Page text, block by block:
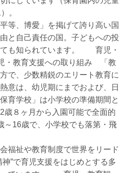
1）。
、博愛」を掲げて誇り高い国
と自己責任の国。子どもへの投
ても知られています。 育児・
・教育支援への取り組み 「教
で、少数精鋭のエリート教育に
意は、幼児期にまでおよび、日
育学校」は小学校の準備期間と
歳８ヶ月から入園可能で全面的
～16歳で、小学校でも落第・飛
福祉や教育制度で世界をリード
神”で育児支援をはじめとする多